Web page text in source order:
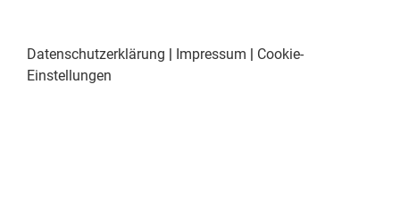
Datenschutzerklärung | Impressum | Cookie-
Einstellungen